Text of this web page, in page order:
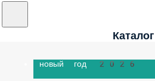
Каталог
новый год 2026